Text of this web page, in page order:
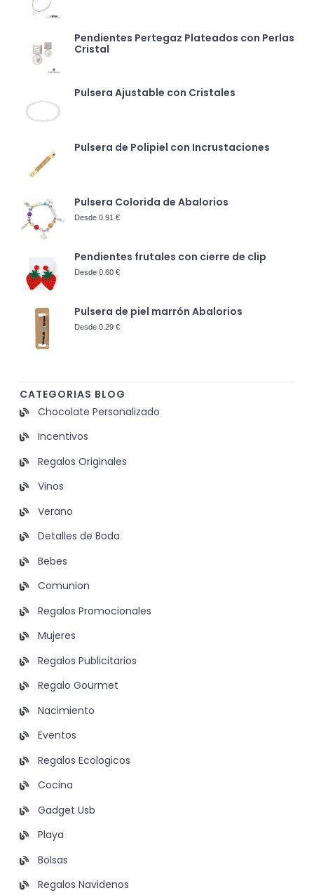
Pendientes Pertegaz Plateados con Perlas
Cristal
Pulsera Ajustable con Cristales
Pulsera de Polipiel con Incrustaciones
Pulsera Colorida de Abalorios
Desde 0.91 €
Pendientes frutales con cierre de clip
Desde 0.60 €
Pulsera de piel marrón Abalorios
Desde 0.29 €
CATEGORIAS BLOG
Chocolate Personalizado
Incentivos
Regalos Originales
Vinos
Verano
Detalles de Boda
Bebes
Comunion
Regalos Promocionales
Mujeres
Regalos Publicitarios
Regalo Gourmet
Nacimiento
Eventos
Regalos Ecologicos
Cocina
Gadget Usb
Playa
Bolsas
Regalos Navidenos